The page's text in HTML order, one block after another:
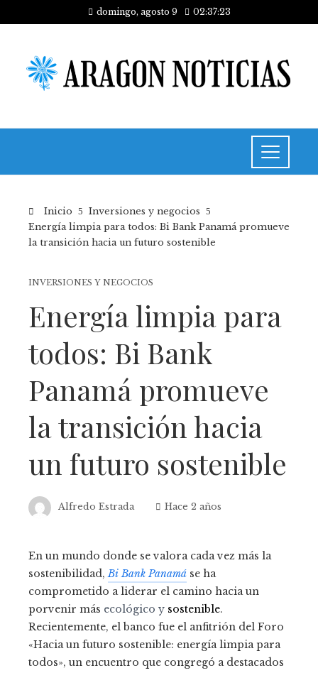
domingo, agosto 9 02:37:24
Inicio
Inversiones y negocios
Energía limpia para todos: Bi Bank Panamá promueve
la transición hacia un futuro sostenible
INVERSIONES Y NEGOCIOS
Energía limpia para
todos: Bi Bank
Panamá promueve
la transición hacia
un futuro sostenible
Alfredo Estrada Hace 2 años
En un mundo donde se valora cada vez más la
sostenibilidad,Bi Bank Panamá se ha
comprometido a liderar el camino hacia un
porvenir más ecológico y sostenible.
Recientemente, el banco fue el anfitrión del Foro
«Hacia un futuro sostenible: energía limpia para
todos», un encuentro que congregó a destacados